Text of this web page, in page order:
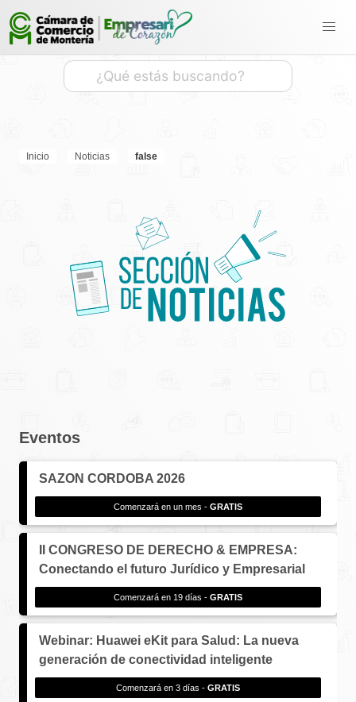
Inicio Noticias false
Eventos
SAZON CORDOBA 2026
Comenzará en un mes - GRATIS
II CONGRESO DE DERECHO & EMPRESA:
Conectando el futuro Jurídico y Empresarial
Comenzará en 19 días - GRATIS
Webinar: Huawei eKit para Salud: La nueva
generación de conectividad inteligente
Comenzará en 3 días - GRATIS